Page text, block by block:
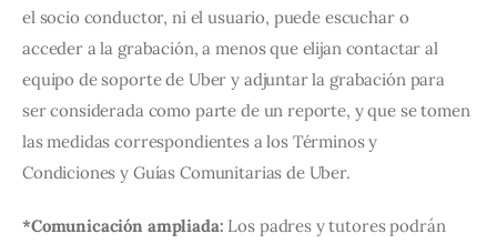
el socio conductor, ni el usuario, puede escuchar o
acceder a la grabación, a menos que elijan contactar al
equipo de soporte de Uber y adjuntar la grabación para
ser considerada como parte de un reporte, y que se tomen
las medidas correspondientes a los Términos y
Condiciones y Guías Comunitarias de Uber.
*Comunicación ampliada: Los padres y tutores podrán